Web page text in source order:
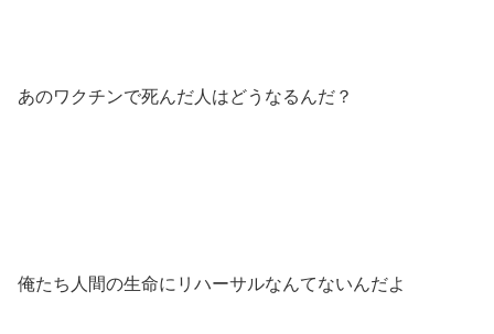
あのワクチンで死んだ人はどうなるんだ？
俺たち人間の生命にリハーサルなんてないんだよ